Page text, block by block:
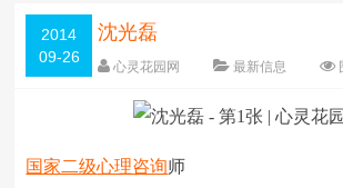
2014
09-26
沈光磊
心灵花园网 最新信息
字体：大 中 小
国家二级心理咨询师